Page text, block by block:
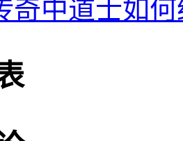
奇中道士如